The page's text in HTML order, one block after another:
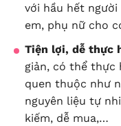
với hầu hết
em, phụ nữ cho
Tiện lợi, dễ thực
giản, có thể thực
quen thuộc như
nguyên liệu tự
kiếm, dễ mua,…